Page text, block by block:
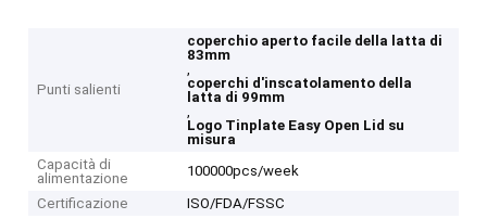
Punti salienti
coperchio aperto facile della latta di
83mm
,
coperchi d'inscatolamento della
latta di 99mm
,
Logo Tinplate Easy Open Lid su
misura
Capacità di
alimentazione
100000pcs/week
Certificazione
ISO/FDA/FSSC